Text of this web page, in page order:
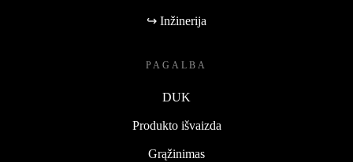
↪ Inžinerija
PAGALBA
DUK
Produkto išvaizda
Grąžinimas